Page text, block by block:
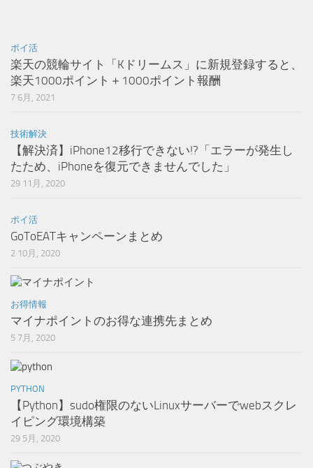
ポイ活
楽天の競輪サイト「Kドリームス」に新規登録すると、
楽天1000ポイント＋1000ポイント報酬
7 6月, 2021
技術解決
【解決済】iPhone12移行できない!?「エラーが発生し
たため、iPhoneを復元できませんでした」
29 11月, 2020
ポイ活
GoToEATキャンペーンまとめ
2 10月, 2020
お得情報
マイナポイントのお得な連携先まとめ
5 7月, 2020
PYTHON
【Python】sudo権限のないLinuxサーバーでwebスクレ
イピング環境構築
29 5月, 2020